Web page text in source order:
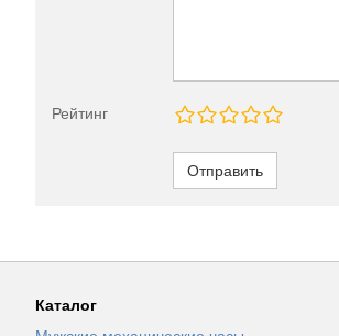
Рейтинг
Отправить
Каталог